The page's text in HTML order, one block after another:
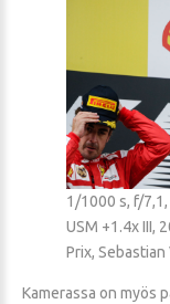
1/1000 s, f/7,1,
USM +1.4x III,
Prix,
Kamerassa on myös